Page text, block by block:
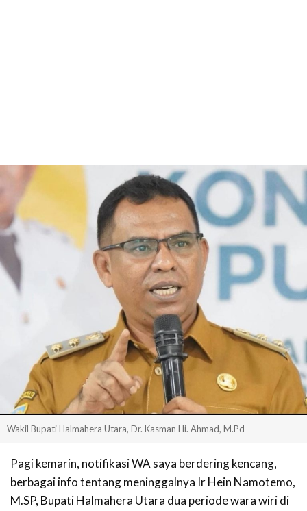
Wakil Bupati Halmahera Utara, Dr. Kasman Hi. Ahmad, M.Pd
Pagi kemarin, notifikasi WA saya berdering kencang,
berbagai info tentang meninggalnya Ir Hein Namotemo,
M.SP, Bupati Halmahera Utara dua periode wara wiri di